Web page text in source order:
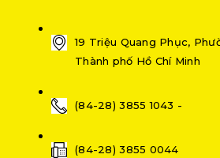
19 Triệu Quang Phục,
Thành phố Hồ Chí Minh
(84-28) 3855 1043 -
(84-28) 3855 0044